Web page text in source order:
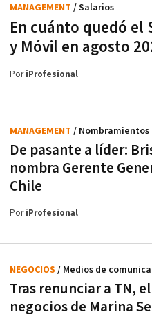
En cuánto quedó el
y Móvil en agosto
MANAGEMENT / Salarios
PoriProfesional
De pasante a líder:
nombra Gerente
Chile
MANAGEMENT / Nombramientos
PoriProfesional
Tras renunciar a TN,
negocios de Marina
NEGOCIOS / Medios de